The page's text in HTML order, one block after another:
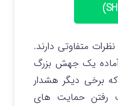
نظرات متفاوتی دارند.
یک جهش بزرگ
برخی دیگر هشدار
رفتن حمایت های